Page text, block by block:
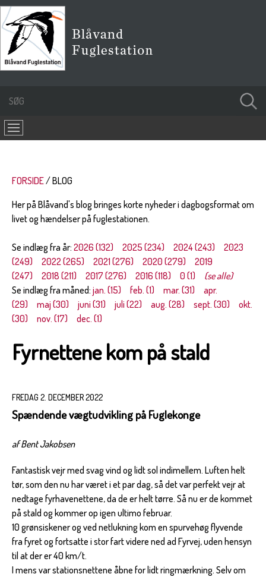
FORSIDE
BLOG
Her på Blåvand's blog bringes korte nyheder i dagbogsformat om
livet og hændelser på fuglestationen.
Se indlæg fra år: 2026 (132) 2025 (234) 2024 (243)
2023
(249)
2022 (265) 2021 (276) 2020 (279)
2019
(247)
2018 (211) 2017 (276) 2016 (118) 0 (1)
(se alle)
Se indlæg fra måned: jan. (15) feb. (1) mar. (31)
apr.
(29)
maj (30) juni (31) juli (22) aug. (28) sept. (30)
okt.
(30)
nov. (17) dec. (1)
Fyrnettene kom på stald
FREDAG 2. DECEMBER 2022
Spændende vægtudvikling på Fuglekonge
af Bent Jakobsen
Fantastisk vejr med svag vind og lidt sol indimellem. Luften helt
tør, som den nu har været i et par dag, så det var perfekt vejr at
nedtage fyrhavenettene, da de er helt tørre. Så nu er de kommet
på stald og kommer op igen ultimo februar.
10 grønsiskener og ved netlukning kom en spurvehøg flyvende
fra fyret og fortsatte i stor fart videre ned ad Fyrvej, uden hensyn
til at der er 40 km/t.
I mens var stationsnettene åbne for lidt ringmærkning. Selv om